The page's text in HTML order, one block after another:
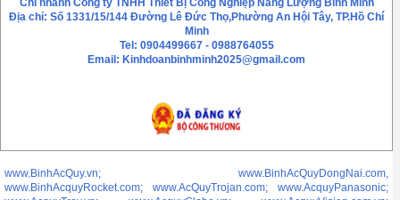
Chi nhánh Công ty TNHH Thiết Bị Công Nghiệp Năng Lượng Bình Minh
Địa chỉ: Số 1331/15/144 Đường Lê Đức Thọ,Phường An Hội Tây, TP.Hồ Chí
Minh
Tel: 0904499667 - 0988764055
Email: Kinhdoanbinhminh2025@gmail.com
www.BinhAcQuy.vn; www.BinhAcQuyDongNai.com,
www.BinhAcquyRocket.com; www.AcQuyTrojan.com; www.AcquyPanasonic;